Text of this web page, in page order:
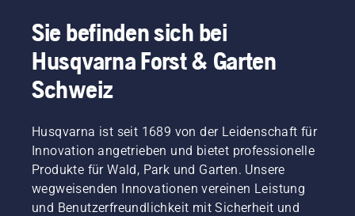
Sie befinden sich bei
Husqvarna Forst & Garten
Schweiz
Husqvarna ist seit 1689 von der Leidenschaft für
Innovation angetrieben und bietet professionelle
Produkte für Wald, Park und Garten. Unsere
wegweisenden Innovationen vereinen Leistung
und Benutzerfreundlichkeit mit Sicherheit und